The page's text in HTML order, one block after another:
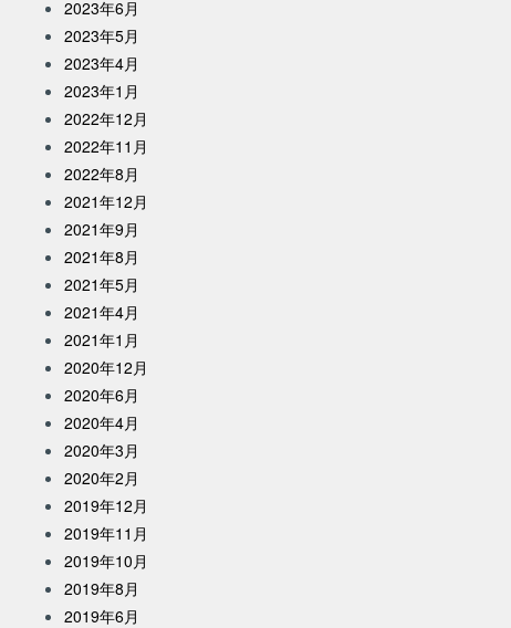
2023年6月
2023年5月
2023年4月
2023年1月
2022年12月
2022年11月
2022年8月
2021年12月
2021年9月
2021年8月
2021年5月
2021年4月
2021年1月
2020年12月
2020年6月
2020年4月
2020年3月
2020年2月
2019年12月
2019年11月
2019年10月
2019年8月
2019年6月